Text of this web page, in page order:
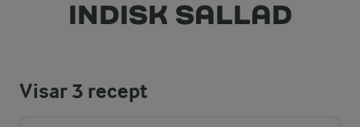
INDISK SALLAD
Visar3 recept